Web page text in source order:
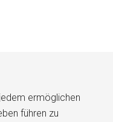
ermöglichen
führen zu